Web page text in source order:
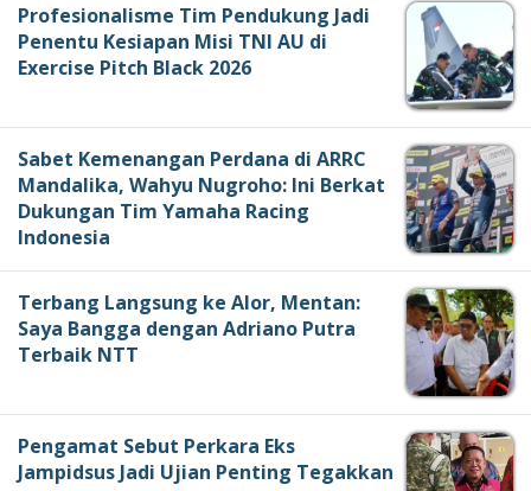
Profesionalisme Tim Pendukung Jadi
Penentu Kesiapan Misi TNI AU di
Exercise Pitch Black 2026
Sabet Kemenangan Perdana di ARRC
Mandalika, Wahyu Nugroho: Ini Berkat
Dukungan Tim Yamaha Racing
Indonesia
Terbang Langsung ke Alor, Mentan:
Saya Bangga dengan Adriano Putra
Terbaik NTT
Pengamat Sebut Perkara Eks
Jampidsus Jadi Ujian Penting Tegakkan